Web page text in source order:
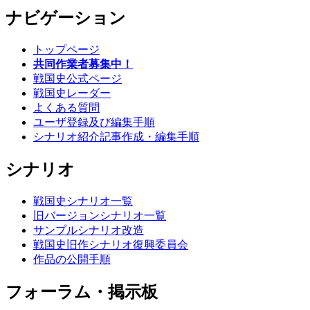
ナビゲーション
トップページ
共同作業者募集中！
戦国史公式ページ
戦国史レーダー
よくある質問
ユーザ登録及び編集手順
シナリオ紹介記事作成・編集手順
シナリオ
戦国史シナリオ一覧
旧バージョンシナリオ一覧
サンプルシナリオ改造
戦国史旧作シナリオ復興委員会
作品の公開手順
フォーラム・掲示板